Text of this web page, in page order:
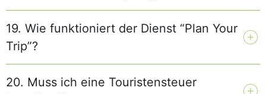
19. Wie funktioniert der Dienst “Plan Your
Trip”?
20. Muss ich eine Touristensteuer